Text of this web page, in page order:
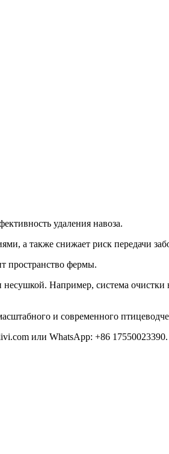
удаления навоза.
а также снижает риск передачи
пространство фермы.
несушкой. Например, система очистки
и современного
или WhatsApp: +86 17550023390.